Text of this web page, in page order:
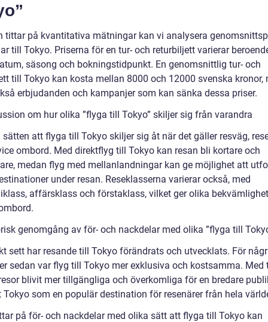
tittar på kvantitativa mätningar kan vi analysera
till Tokyo. Priserna för en tur- och returbiljett varierar
säsong och bokningstidpunkt. En genomsnittlig tur- och
till Tokyo kan kosta mellan 8000 och 12000 svenska kronor,
erbjudanden och kampanjer som kan sänka dessa priser.
om hur olika ”flyga till Tokyo” skiljer sig från varandra
sätten att flyga till Tokyo skiljer sig åt när det gäller resväg,
ombord. Med direktflyg till Tokyo kan resan bli kortare och
medan flyg med mellanlandningar kan ge möjlighet att
under resan. Reseklasserna varierar också, med
affärsklass och förstaklass, vilket ger olika
genomgång av för- och nackdelar med olika ”flyga till
sett har resande till Tokyo förändrats och utvecklats. För
sedan var flyg till Tokyo mer exklusiva och kostsamma. Med
blivit mer tillgängliga och överkomliga för en bredare
Tokyo som en populär destination för resenärer från hela
på för- och nackdelar med olika sätt att flyga till Tokyo kan